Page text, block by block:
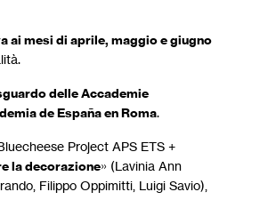
ai mesi di aprile, maggio e giugno
delle Accademie
de España en Roma.
Project APS ETS +
la decorazione» (Lavinia Ann
Filippo Oppimitti, Luigi Savio),